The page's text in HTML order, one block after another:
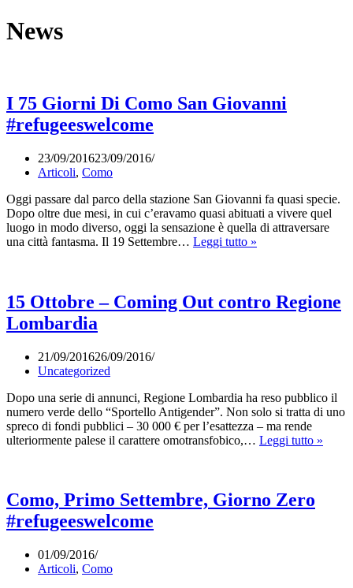
News
I 75 Giorni Di Como San Giovanni
#refugeeswelcome
23/09/201623/09/2016
Articoli, Como
Oggi passare dal parco della stazione San Giovanni fa quasi specie.
Dopo oltre due mesi, in cui c’eravamo quasi abituati a vivere quel
luogo in modo diverso, oggi la sensazione è quella di attraversare
una città fantasma. Il 19 Settembre… Leggi tutto »
Como
San
15 Ottobre – Coming Out contro Regione
Lombardia
21/09/201626/09/2016
Uncategorized
Dopo una serie di annunci, Regione Lombardia ha reso pubblico il
numero verde dello “Sportello Antigender”. Non solo si tratta di uno
spreco di fondi pubblici – 30 000 € per l’esattezza – ma rende
ulteriormente palese il carattere omotransfobico,… Leggi tutto »
Como, Primo Settembre, Giorno Zero
#refugeeswelcome
01/09/2016
Articoli, Como